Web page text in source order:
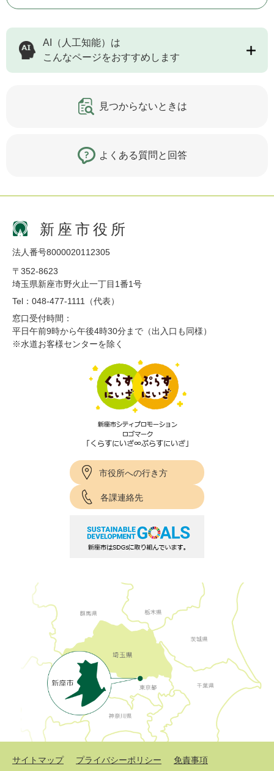
AI（人工知能）は
こんなページをおすすめします
見つからないときは
よくある質問と回答
新座市役所
法人番号8000020112305
〒352-8623
埼玉県新座市野火止一丁目1番1号
Tel：048-477-1111（代表）
窓口受付時間：
平日午前9時から午後4時30分まで（出入口も同様）
※水道お客様センターを除く
市役所への行き方
各課連絡先
サイトマップ プライバシーポリシー 免責事項